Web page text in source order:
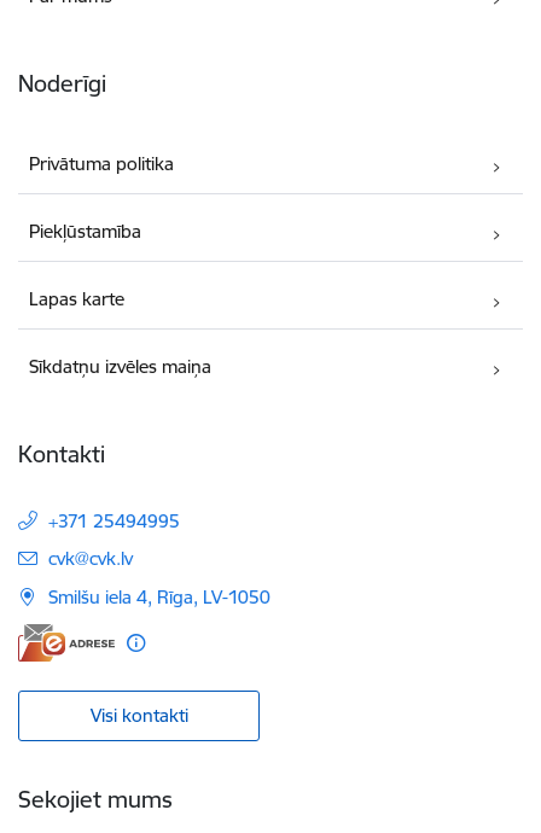
Noderīgi
Privātuma politika
Piekļūstamība
Lapas karte
Sīkdatņu izvēles maiņa
Kontakti
+371 25494995
E-pasts:
cvk@cvk.lv
Smilšu iela 4, Rīga, LV-1050
Visi kontakti
Sekojiet mums